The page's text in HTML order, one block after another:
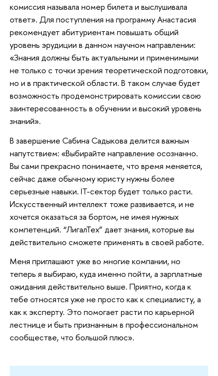
комиссия называла номер билета и выслушивала
ответ». Для поступления на программу Анастасия
рекомендует абитуриентам повышать общий
уровень эрудиции в данном научном направлении:
«Знания должны быть актуальными и применимыми
не только с точки зрения теоретической подготовки,
но и в практической области. В таком случае будет
возможность продемонстрировать комиссии свою
заинтересованность в обучении и высокий уровень
знаний».
В завершение Сабина Садыкова делится важным
напутствием: «Выбирайте направление осознанно.
Вы сами прекрасно понимаете, что время меняется,
сейчас даже обычному юристу нужны более
серьезные навыки. IT-сектор будет только расти.
Искусственный интеллект тоже развивается, и не
хочется оказаться за бортом, не имея нужных
компетенций. “ЛигалТех” дает знания, которые вы
действительно сможете применять в своей работе.
Меня приглашают уже во многие компании, но
теперь я выбираю, куда именно пойти, а зарплатные
ожидания действительно выше. Приятно, когда к
тебе относятся уже не просто как к специалисту, а
как к эксперту. Это помогает расти по карьерной
лестнице и быть признанным в профессиональном
сообществе, что большой плюс».